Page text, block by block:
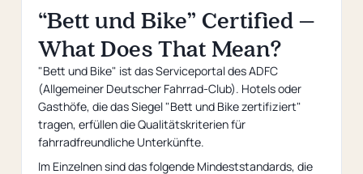
“Bett und Bike” Certified –
What Does That Mean?
"Bett und Bike" ist das Serviceportal des ADFC
(Allgemeiner Deutscher Fahrrad-Club). Hotels oder
Gasthöfe, die das Siegel "Bett und Bike zertifiziert"
tragen, erfüllen die Qualitätskriterien für
fahrradfreundliche Unterkünfte.
Im Einzelnen sind das folgende Mindeststandards, die